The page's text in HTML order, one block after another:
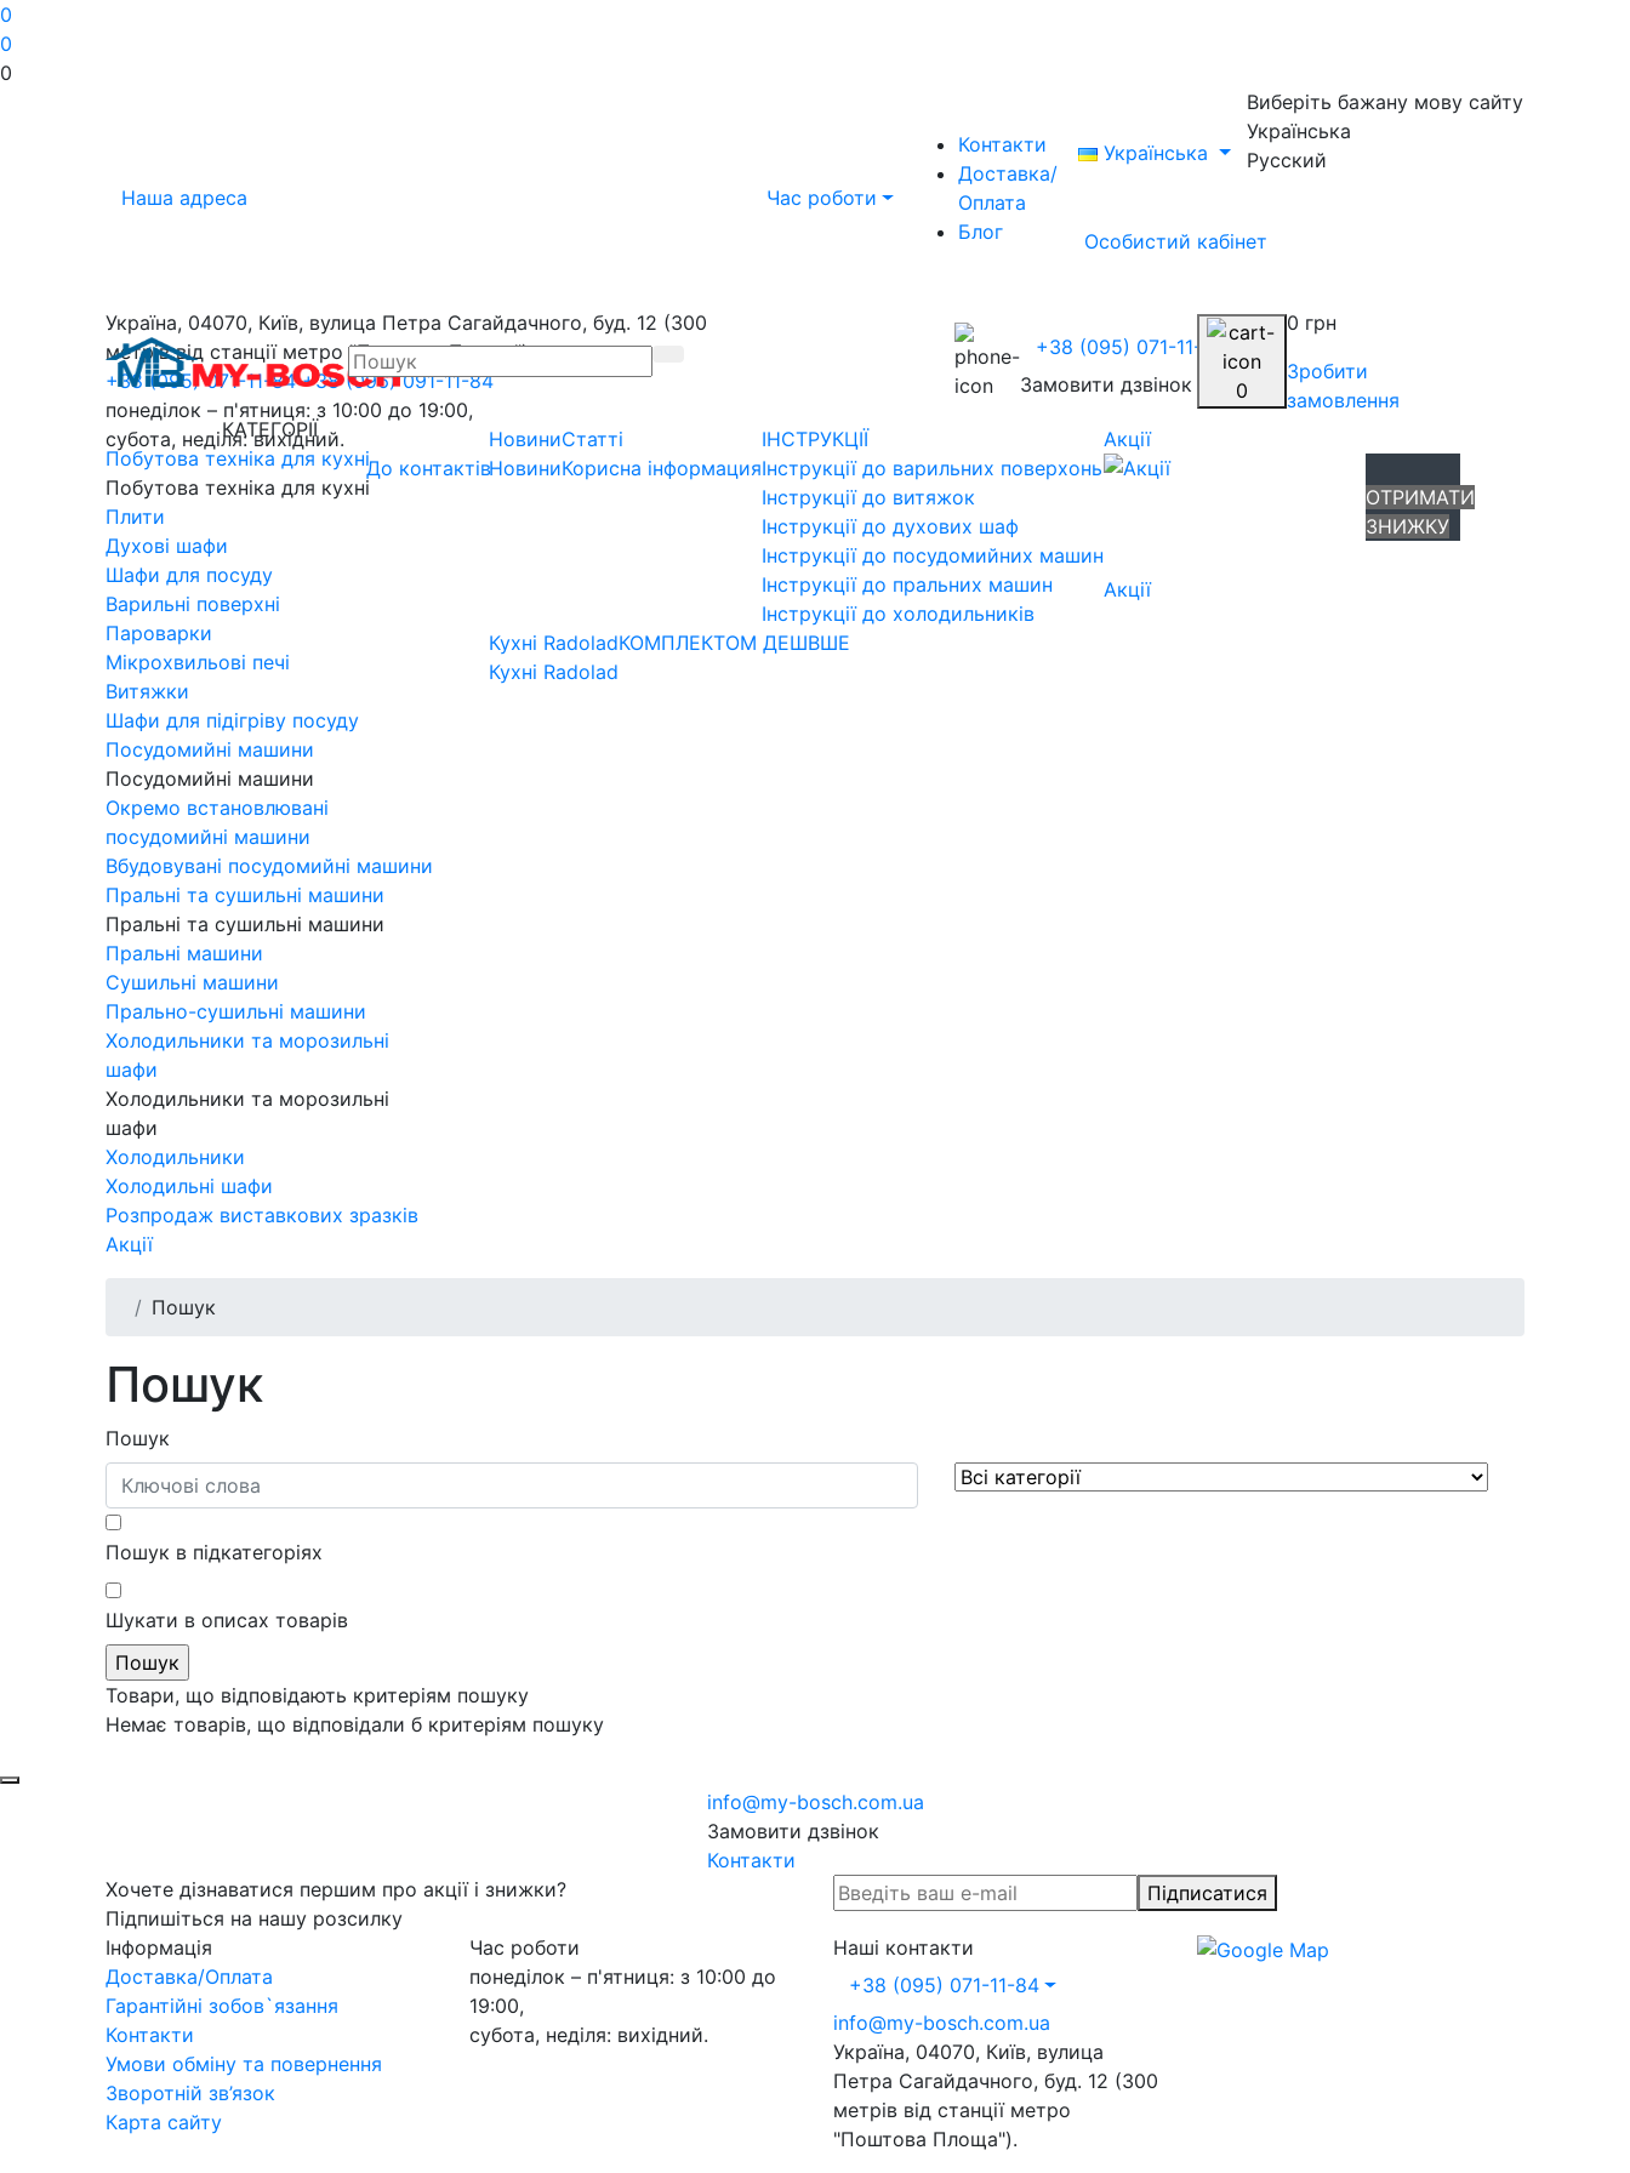
0
0
0
Наша адреса
Україна, 04070, Київ, вулица Петра Сагайдачного, буд. 12 (300
метрів від станції метро "Поштова Площа").
+38 (095) 071-11-84+38 (096) 091-11-84
понеділок – п'ятниця: з 10:00 до 19:00,
субота, неділя: вихідний.
До контактів
Час роботи
Контакти
Доставка/
Оплата
Блог
Українська
Виберіть бажану мову сайту
Українська
Русский
Особистий кабінет
+38 (095) 071-11-84
Замовити дзвінок
0
0 грн
Зробити
замовлення
КАТЕГОРІЇ
Побутова техніка для кухні
Побутова техніка для кухні
Плити
Духові шафи
Шафи для посуду
Варильні поверхні
Пароварки
Мікрохвильові печі
Витяжки
Шафи для підігріву посуду
Посудомийні машини
Посудомийні машини
Окремо встановлювані
посудомийні машини
Вбудовувані посудомийні машини
Пральні та сушильні машини
Пральні та сушильні машини
Пральні машини
Сушильні машини
Прально-сушильні машини
Холодильники та морозильні
шафи
Холодильники та морозильні
шафи
Холодильники
Холодильні шафи
Розпродаж виставкових зразків
Акції
Новини
Новини
Статті
Корисна інформация
ІНСТРУКЦІЇ
Інструкції до варильних поверхонь
Інструкції до витяжок
Інструкції до духових шаф
Інструкції до посудомийних машин
Інструкції до пральних машин
Інструкції до холодильників
Акції
Акції
ОТРИМАТИ
ЗНИЖКУ
Кухні Radolad
Кухні Radolad
КОМПЛЕКТОМ ДЕШВШЕ
Пошук
Пошук
Пошук
Пошук в підкатегоріях
Шукати в описах товарів
Товари, що відповідають критеріям пошуку
Немає товарів, що відповідали б критеріям пошуку
info@my-bosch.com.ua
Замовити дзвінок
Контакти
Хочете дізнаватися першим про акції і знижки?
Підпишіться на нашу розсилку
Підписатися
Інформація
Доставка/Оплата
Гарантійні зобов`язання
Контакти
Умови обміну та повернення
Зворотній зв’язок
Карта сайту
Час роботи
понеділок – п'ятниця: з 10:00 до
19:00,
субота, неділя: вихідний.
Наші контакти
+38 (095) 071-11-84
info@my-bosch.com.ua
Україна, 04070, Київ, вулица
Петра Сагайдачного, буд. 12 (300
метрів від станції метро
"Поштова Площа").